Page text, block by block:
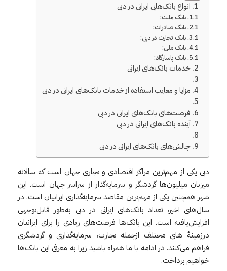
انواع بانک‌هایی ایرانی در دبی
بانک ملت:
بانک صادرات:
بانک تجارت در دبی:
بانک ملی:
بانک پاسارگاد:
خدمات بانک‌های ایرانی
مزایا و معایب استفاده از خدمات بانک‌های ایرانی در دبی
فرصت‌های بانک‌های ایرانی در دبی
آینده بانک‌های ایرانی در دبی
چالش‌های بانک‌های ایرانی در دبی
دبی یکی از مهم‌ترین مراکز اقتصادی و تجاری جهان است که سالانه
میزبان میلیون‌ها گردشگر و سرمایه‌گذار از سراسر جهان است. این
شهر همچنین یکی از مهم‌ترین مقاصد سرمایه‌گذاری ایرانیان است. در
سال‌های اخیر، تعداد بانک‌های ایرانی در دبی به‌طور قابل‌توجهی
افزایش‌یافته است. این بانک‌ها فرصت‌های زیادی را برای ایرانیان
درزمینهٔ های مختلف ازجمله تجارت، سرمایه‌گذاری و گردشگری
فراهم می‌کنند. در ادامه با ما همراه باشید زیرا به معرفی این بانک‌ها
خواهیم پرداخت.